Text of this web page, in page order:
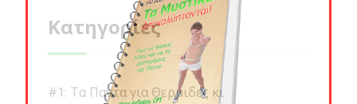
Κατηγορίες
#1: Τα Παντα για Θερμιδες κι